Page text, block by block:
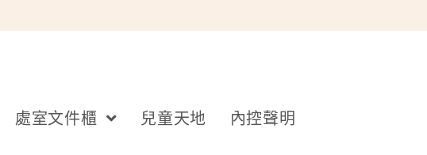
處室文件櫃 兒童天地 內控聲明